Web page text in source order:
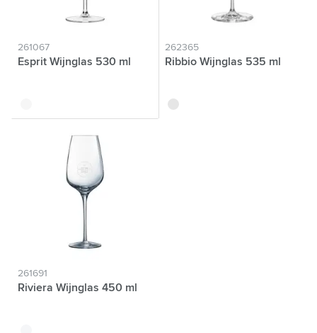
261067
Esprit Wijnglas 530 ml
262365
Ribbio Wijnglas 535 ml
translucide
261691
Riviera Wijnglas 450 ml